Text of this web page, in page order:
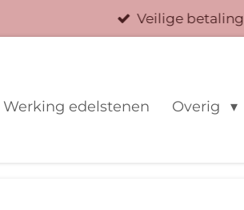
Veilige betaling
Werking edelstenen Overig